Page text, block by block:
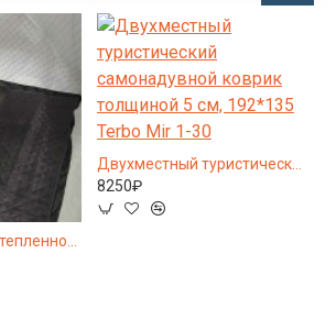
8250₽